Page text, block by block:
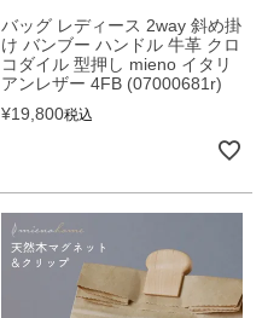
バッグ レディース 2way 斜め掛
け バンブー ハンドル 牛革 クロ
コダイル 型押し mieno イタリ
アンレザー 4FB (07000681r)
¥19,800税込